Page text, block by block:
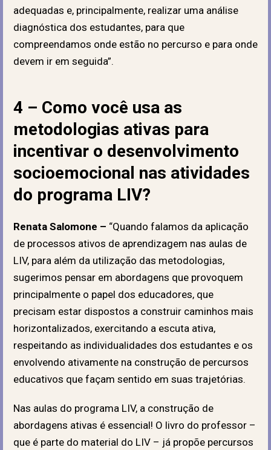
adequadas e, principalmente, realizar uma análise
diagnóstica dos estudantes, para que
compreendamos onde estão no percurso e para onde
devem ir em seguida”.
4 – Como você usa as
metodologias ativas para
incentivar o desenvolvimento
socioemocional nas atividades
do programa LIV?
Renata Salomone – “Quando falamos da aplicação
de processos ativos de aprendizagem nas aulas de
LIV, para além da utilização das metodologias,
sugerimos pensar em abordagens que provoquem
principalmente o papel dos educadores, que
precisam estar dispostos a construir caminhos mais
horizontalizados, exercitando a escuta ativa,
respeitando as individualidades dos estudantes e os
envolvendo ativamente na construção de percursos
educativos que façam sentido em suas trajetórias.
Nas aulas do programa LIV, a construção de
abordagens ativas é essencial! O livro do professor –
que é parte do material do LIV – já propõe percursos